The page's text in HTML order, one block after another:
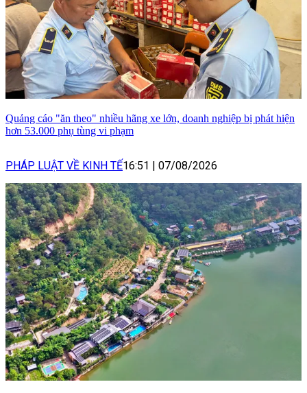
Quảng cáo "ăn theo" nhiều hãng xe lớn, doanh nghiệp bị phát hiện
hơn 53.000 phụ tùng vi phạm
PHÁP LUẬT VỀ KINH TẾ16:51 | 07/08/2026